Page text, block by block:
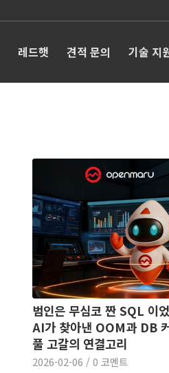
레드햇 견적 문의 기술 지
범인은 무심코 짠 SQL 이
AI가 찾아낸 OOM과 DB
풀 고갈의 연결고리
2026-02-06 / 0 코멘트